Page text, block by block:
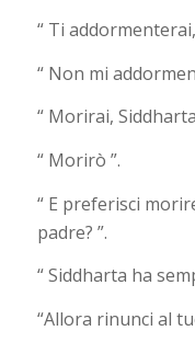
“ Ti
“ Non mi
“ Morirai, Siddharta
“ Morirò ”.
“ E preferisci
padre? ”.
“ Siddharta ha
“Allora rinunci al